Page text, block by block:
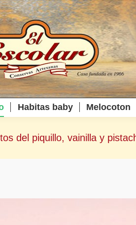
Habitas baby Melocoton
del piquillo, vainilla y